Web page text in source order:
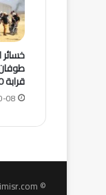
خسائر
قرابة 20 مليار دولار من قيمتها السوقية
08
© Copyright 2026, All Rights Reserved |